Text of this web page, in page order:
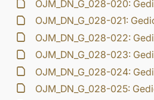
OJM_DN_G_028-020:
OJM_DN_G_028-021:
OJM_DN_G_028-022:
OJM_DN_G_028-023:
OJM_DN_G_028-024:
OJM_DN_G_028-025: